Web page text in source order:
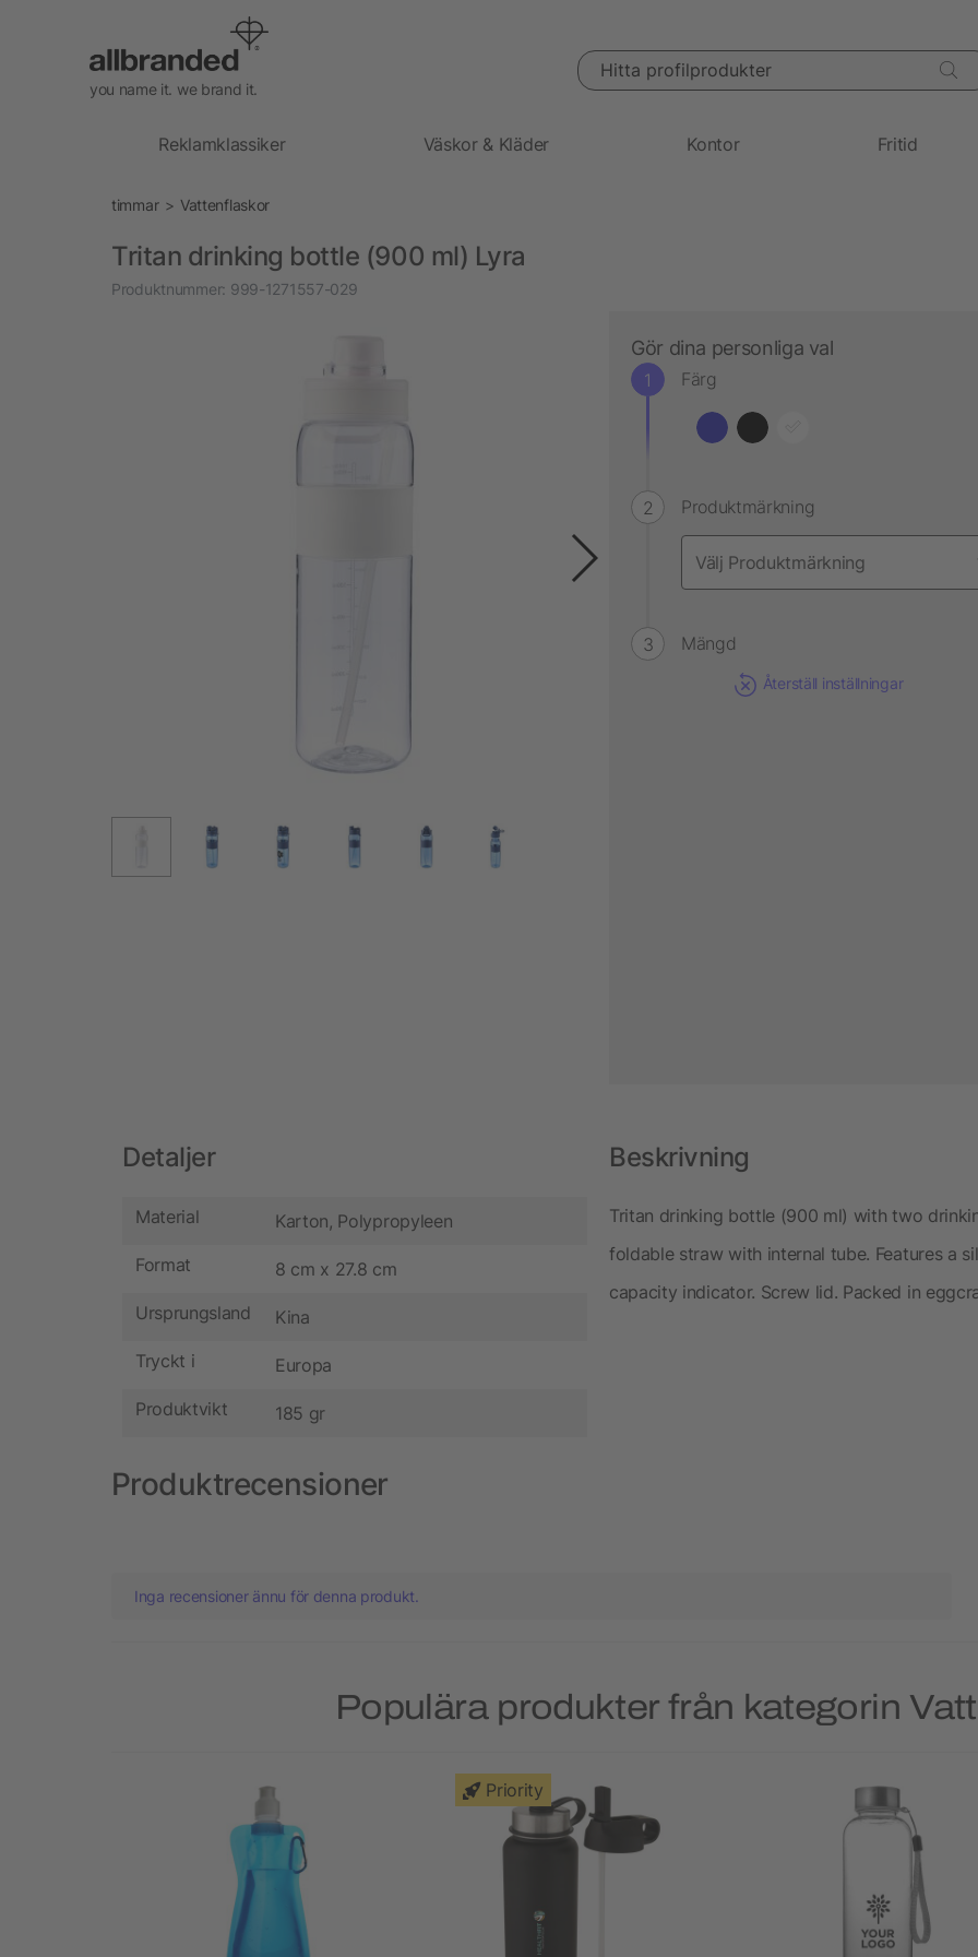
you name it. we brand it.
Hitta profilprodukter
Reklamklassiker Väskor & Kläder Kontor Fritid
timmar Vattenflaskor
Tritan drinking bottle (900 ml) Lyra
Produktnummer: 999-1271557-029
Gör dina personliga val
Färg
Produktmärkning
Mängd
Återställ inställningar
Detaljer
Material Karton, Polypropyleen
Format 8 cm x 27.8 cm
Ursprungsland Kina
Tryckt i Europa
Produktvikt 185 gr
Beskrivning
Tritan drinking bottle (900 ml) with two
foldable straw with internal tube. Features a
capacity indicator. Screw lid. Packed in
Produktrecensioner
Inga recensioner ännu för denna produkt.
Populära produkter från kategorin
Priority